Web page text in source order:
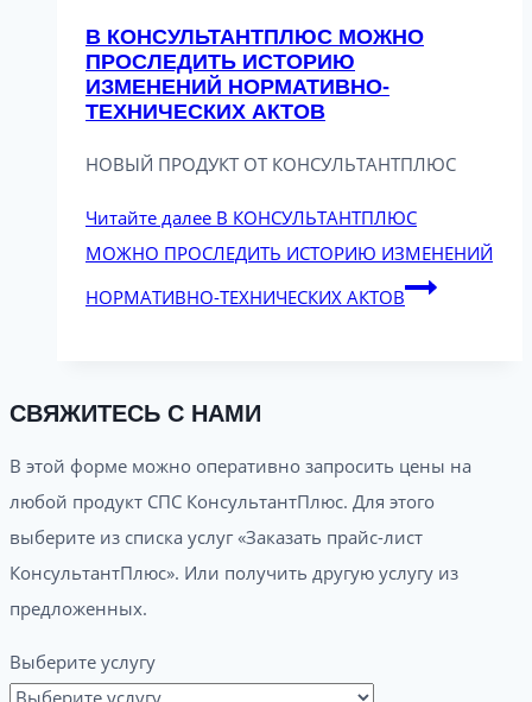
В КОНСУЛЬТАНТПЛЮС МОЖНО
ПРОСЛЕДИТЬ ИСТОРИЮ
ИЗМЕНЕНИЙ НОРМАТИВНО-
ТЕХНИЧЕСКИХ АКТОВ
НОВЫЙ ПРОДУКТ ОТ КОНСУЛЬТАНТПЛЮС
Читайте далее В КОНСУЛЬТАНТПЛЮС
МОЖНО ПРОСЛЕДИТЬ ИСТОРИЮ ИЗМЕНЕНИЙ
НОРМАТИВНО-ТЕХНИЧЕСКИХ АКТОВ
СВЯЖИТЕСЬ С НАМИ
В этой форме можно оперативно запросить цены на
любой продукт СПС КонсультантПлюс. Для этого
выберите из списка услуг «Заказать прайс-лист
КонсультантПлюс». Или получить другую услугу из
предложенных.
Выберите услугу